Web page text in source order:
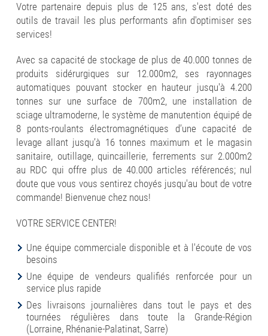
Votre partenaire depuis plus de 125 ans, s'est doté des
outils de travail les plus performants afin d'optimiser ses
services!
Avec sa capacité de stockage de plus de 40.000 tonnes de
produits sidérurgiques sur 12.000m2, ses rayonnages
automatiques pouvant stocker en hauteur jusqu'à 4.200
tonnes sur une surface de 700m2, une installation de
sciage ultramoderne, le système de manutention équipé de
8 ponts-roulants électromagnétiques d’une capacité de
levage allant jusqu’à 16 tonnes maximum et le magasin
sanitaire, outillage, quincaillerie, ferrements sur 2.000m2
au RDC qui offre plus de 40.000 articles référencés; nul
doute que vous vous sentirez choyés jusqu'au bout de votre
commande! Bienvenue chez nous!
VOTRE SERVICE CENTER!
Une équipe commerciale disponible et à l'écoute de vos
besoins
Une équipe de vendeurs qualifiés renforcée pour un
service plus rapide
Des livraisons journalières dans tout le pays et des
tournées régulières dans toute la Grande-Région
(Lorraine, Rhénanie-Palatinat, Sarre)